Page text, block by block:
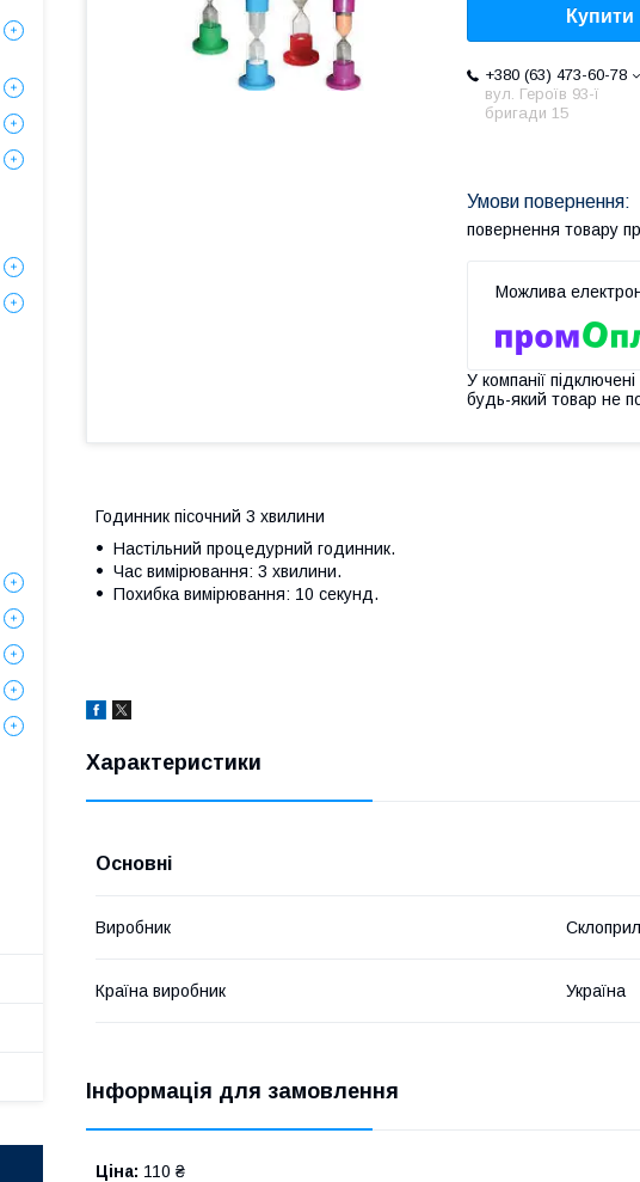
Купити
+380 (63) 473-60-78
вул. Героїв 93-ї
бригади 15
повернення товару
У компанії
будь-який товар не
Годинник пісочний 3 хвилини
Настільний процедурний годинник.
Час вимірювання: 3 хвилини.
Похибка вимірювання: 10 секунд.
Характеристики
Основні
Виробник
Країна виробник Україна
Інформація для замовлення
Ціна: 110 ₴